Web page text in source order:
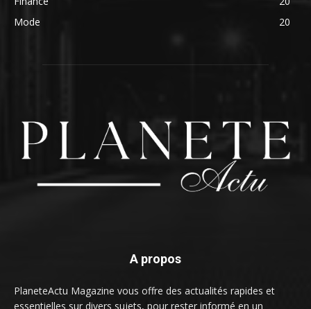
Mode
20
A propos
PlaneteActu Magazine vous offre des actualités rapides et
essentielles sur divers sujets, pour rester informé en un